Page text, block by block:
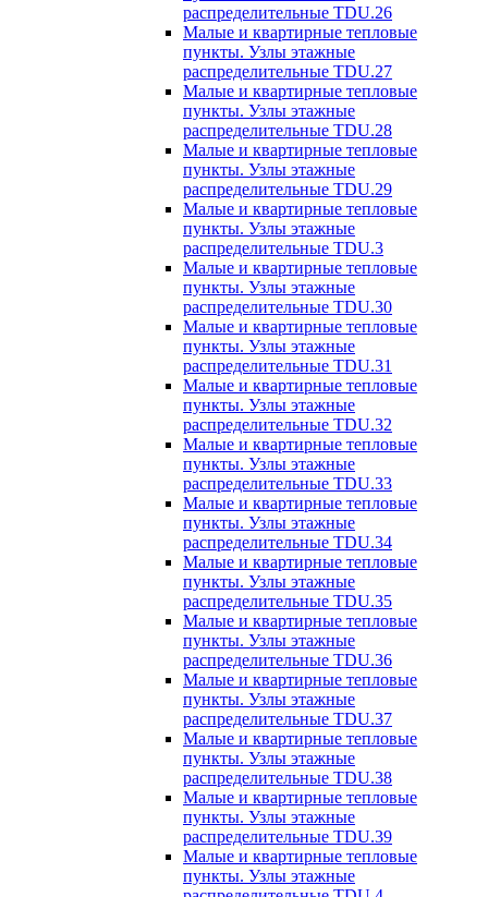
распределительные TDU.26
Малые и квартирные тепловые
пункты. Узлы этажные
распределительные TDU.27
Малые и квартирные тепловые
пункты. Узлы этажные
распределительные TDU.28
Малые и квартирные тепловые
пункты. Узлы этажные
распределительные TDU.29
Малые и квартирные тепловые
пункты. Узлы этажные
распределительные TDU.3
Малые и квартирные тепловые
пункты. Узлы этажные
распределительные TDU.30
Малые и квартирные тепловые
пункты. Узлы этажные
распределительные TDU.31
Малые и квартирные тепловые
пункты. Узлы этажные
распределительные TDU.32
Малые и квартирные тепловые
пункты. Узлы этажные
распределительные TDU.33
Малые и квартирные тепловые
пункты. Узлы этажные
распределительные TDU.34
Малые и квартирные тепловые
пункты. Узлы этажные
распределительные TDU.35
Малые и квартирные тепловые
пункты. Узлы этажные
распределительные TDU.36
Малые и квартирные тепловые
пункты. Узлы этажные
распределительные TDU.37
Малые и квартирные тепловые
пункты. Узлы этажные
распределительные TDU.38
Малые и квартирные тепловые
пункты. Узлы этажные
распределительные TDU.39
Малые и квартирные тепловые
пункты. Узлы этажные